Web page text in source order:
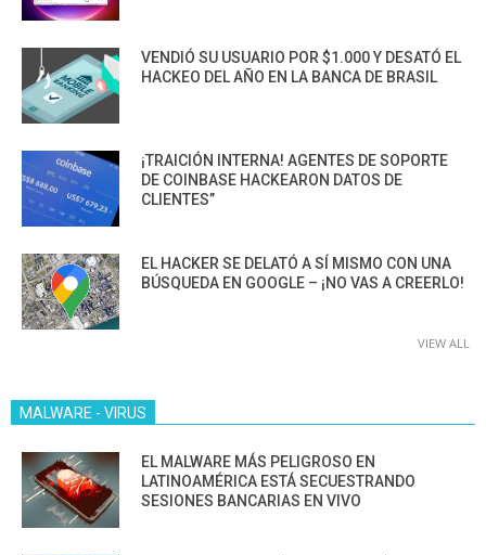
VENDIÓ SU USUARIO POR $1.000 Y DESATÓ EL
HACKEO DEL AÑO EN LA BANCA DE BRASIL
¡TRAICIÓN INTERNA! AGENTES DE SOPORTE
DE COINBASE HACKEARON DATOS DE
CLIENTES”
EL HACKER SE DELATÓ A SÍ MISMO CON UNA
BÚSQUEDA EN GOOGLE – ¡NO VAS A CREERLO!
VIEW ALL
MALWARE - VIRUS
EL MALWARE MÁS PELIGROSO EN
LATINOAMÉRICA ESTÁ SECUESTRANDO
SESIONES BANCARIAS EN VIVO